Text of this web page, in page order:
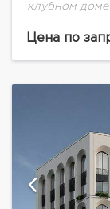
клубном доме
престижный
Цена по